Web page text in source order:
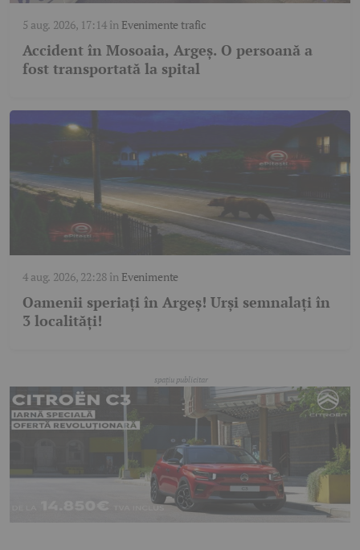
5 aug. 2026, 17:14în Evenimente trafic
Accident în Mosoaia, Argeș. O persoană a
fost transportată la spital
4 aug. 2026, 22:28în Evenimente
Oamenii speriați în Argeș! Urși semnalați în
3 localități!